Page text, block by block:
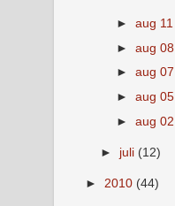
► aug 11
► aug 08
► aug 07
► aug 05
► aug 02
► juli (12)
► 2010 (44)